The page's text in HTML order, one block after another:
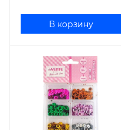
В корзину